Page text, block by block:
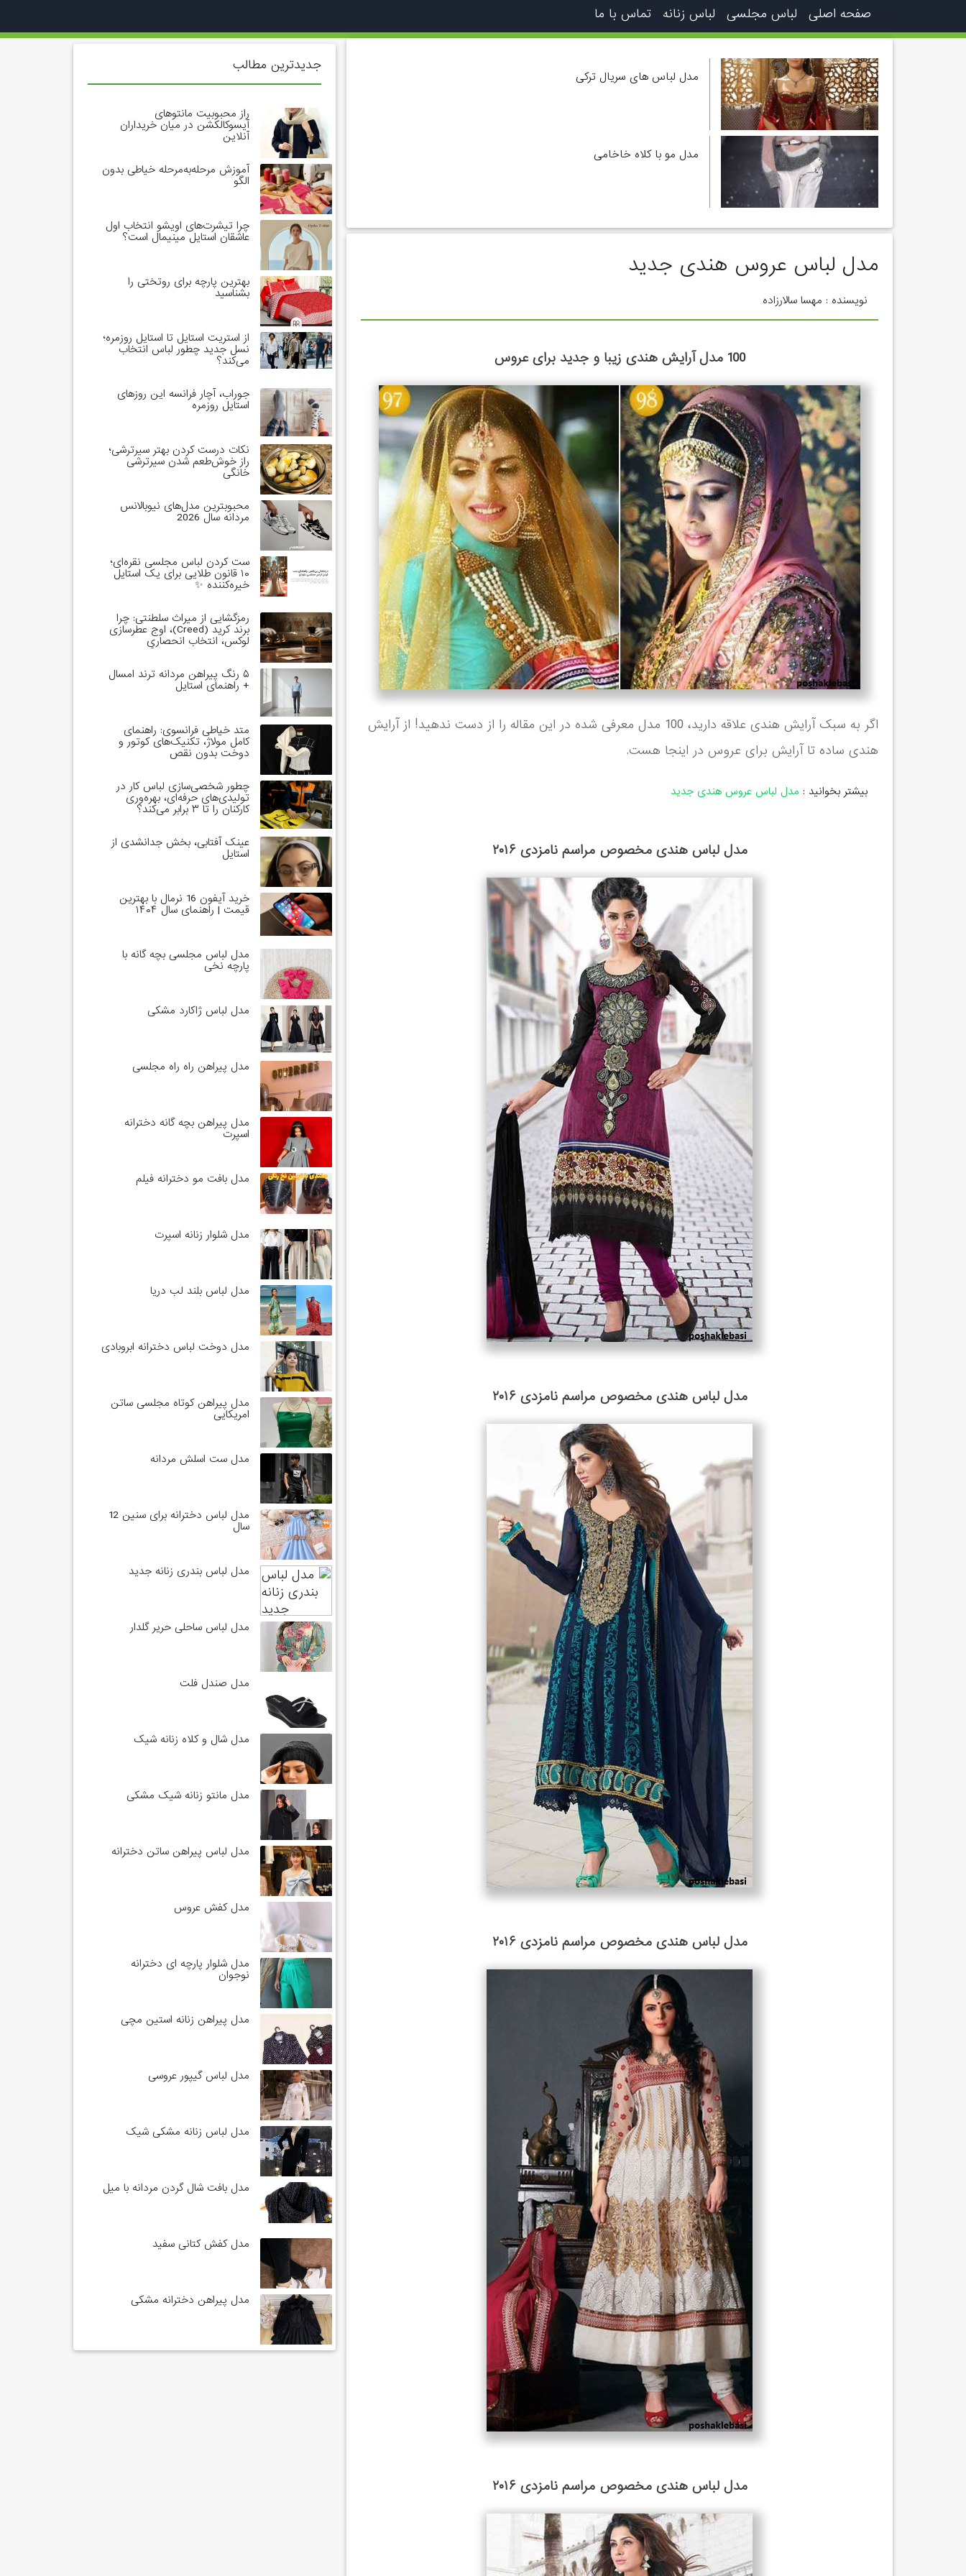
صفحه اصلی لباس مجلسی لباس زنانه تماس با ما
مدل لباس های سریال ترکی
مدل مو با کلاه خاخامی
مدل لباس عروس هندی جدید
نویسنده : مهسا سالارزاده
100 مدل آرایش هندی زیبا و جدید برای عروس
اگر به سبک آرایش هندی علاقه دارید، 100 مدل معرفی شده در این مقاله را از دست ندهید! از آرایش
هندی ساده تا آرایش برای عروس در اینجا هست.
بیشتر بخوانید : مدل لباس عروس هندی جدید
مدل لباس هندی مخصوص مراسم نامزدی ۲۰۱۶
مدل لباس هندی مخصوص مراسم نامزدی ۲۰۱۶
مدل لباس هندی مخصوص مراسم نامزدی ۲۰۱۶
مدل لباس هندی مخصوص مراسم نامزدی ۲۰۱۶
جدیدترین مطالب
راز محبوبیت مانتوهای
آیسوکالکشن در میان خریداران
آنلاین
آموزش مرحله‌به‌مرحله خیاطی بدون
الگو
چرا تیشرت‌های اویشو انتخاب اول
عاشقان استایل مینیمال است؟
بهترین پارچه برای روتختی را
بشناسید
از استریت استایل تا استایل روزمره؛
نسل جدید چطور لباس انتخاب
می‌کند؟
جوراب، آچار فرانسه این روزهای
استایل روزمره
نکات درست کردن بهتر سیرترشی؛
راز خوش‌طعم شدن سیرترشی
خانگی
محبوبترین مدل‌های نیوبالانس
مردانه سال 2026
ست کردن لباس مجلسی نقره‌ای؛
۱۰ قانون طلایی برای یک استایل
خیره‌کننده ✨
رمزگشایی از میراث سلطنتی: چرا
برند کرید (Creed)، اوج عطرسازی
لوکس، انتخاب انحصاری
خاندان‌های حاکم است؟
۵ رنگ پیراهن مردانه ترند امسال
+ راهنمای استایل
متد خیاطی فرانسوی: راهنمای
کامل مولاژ، تکنیک‌های کوتور و
دوخت بدون نقص
چطور شخصی‌سازی لباس کار در
تولیدی‌های حرفه‌ای، بهره‌وری
کارکنان را تا ۳ برابر می‌کند؟
عینک آفتابی، بخش جدانشدی از
استایل
خرید آیفون 16 نرمال با بهترین
قیمت | راهنمای سال ۱۴۰۴
مدل لباس مجلسی بچه گانه با
پارچه نخی
مدل لباس ژاکارد مشکی
مدل پیراهن راه راه مجلسی
مدل پیراهن بچه گانه دخترانه
اسپرت
مدل بافت مو دخترانه فیلم
مدل شلوار زنانه اسپرت
مدل لباس بلند لب دریا
مدل دوخت لباس دخترانه ابروبادی
مدل پیراهن کوتاه مجلسی ساتن
امریکایی
مدل ست اسلش مردانه
مدل لباس دخترانه برای سنین 12
سال
مدل لباس بندری زنانه جدید
مدل لباس ساحلی حریر گلدار
مدل صندل فلت
مدل شال و کلاه زنانه شیک
مدل مانتو زنانه شیک مشکی
مدل لباس پیراهن ساتن دخترانه
مدل کفش عروس
مدل شلوار پارچه ای دخترانه
نوجوان
مدل پیراهن زنانه استین مچی
مدل لباس گیپور عروسی
مدل لباس زنانه مشکی شیک
مدل بافت شال گردن مردانه با میل
مدل کفش کتانی سفید
مدل پیراهن دخترانه مشکی